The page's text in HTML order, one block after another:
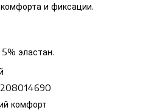
и фиксации.
эластан.
комфорт